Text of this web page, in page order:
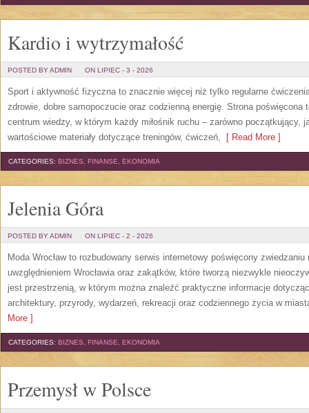
Kardio i wytrzymałość
POSTED BY ADMIN ON LIPIEC - 3 - 2026
Sport i aktywność fizyczna to znacznie więcej niż tylko regularne
zdrowie, dobre samopoczucie oraz codzienną energię. Strona poświęcona
centrum wiedzy, w którym każdy miłośnik ruchu – zarówno początkujący,
wartościowe materiały dotyczące treningów, ćwiczeń, [ Read More ]
CATEGORIES: BIZNES, FINANSE, EKONOMIA
Jelenia Góra
POSTED BY ADMIN ON LIPIEC - 2 - 2026
Moda Wrocław to rozbudowany serwis internetowy poświęcony
uwzględnieniem Wrocławia oraz zakątków, które tworzą niezwykle
jest przestrzenią, w którym można znaleźć praktyczne informacje
architektury, przyrody, wydarzeń, rekreacji oraz codziennego życia w
More ]
CATEGORIES: BIZNES, FINANSE, EKONOMIA
Przemysł w Polsce